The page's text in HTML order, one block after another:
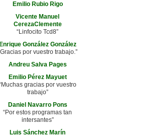
Emilio Rubio Rigo
Vicente Manuel
CerezaClemente
“Linfocito Tcd8”
Enrique González González
por vuestro trabajo.”
Andreu Salva Pages
Emilio Pérez Mayuet
gracias por vuestro
trabajo”
Daniel Navarro Pons
“Por estos programas tan
intersantes”
Luis Sánchez Marín